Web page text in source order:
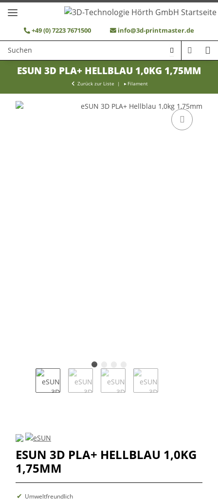
+49 (0) 7223 7671500 info@3d-printmaster.de
ESUN 3D PLA+ HELLBLAU 1,0KG 1,75MM
Zurück zur Liste Filament
ESUN 3D PLA+ HELLBLAU 1,0KG
1,75MM
Umweltfreundlich